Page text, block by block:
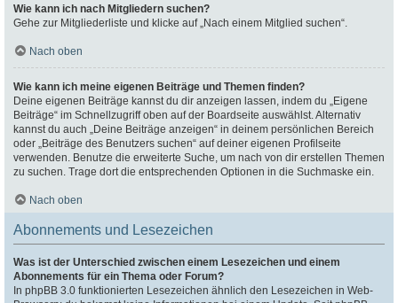
Wie kann ich nach Mitgliedern suchen?
Gehe zur Mitgliederliste und klicke auf „Nach einem Mitglied suchen“.
Nach oben
Wie kann ich meine eigenen Beiträge und Themen finden?
Deine eigenen Beiträge kannst du dir anzeigen lassen, indem du „Eigene
Beiträge“ im Schnellzugriff oben auf der Boardseite auswählst. Alternativ
kannst du auch „Deine Beiträge anzeigen“ in deinem persönlichen Bereich
oder „Beiträge des Benutzers suchen“ auf deiner eigenen Profilseite
verwenden. Benutze die erweiterte Suche, um nach von dir erstellen Themen
zu suchen. Trage dort die entsprechenden Optionen in die Suchmaske ein.
Nach oben
Abonnements und Lesezeichen
Was ist der Unterschied zwischen einem Lesezeichen und einem
Abonnements für ein Thema oder Forum?
In phpBB 3.0 funktionierten Lesezeichen ähnlich den Lesezeichen in Web-